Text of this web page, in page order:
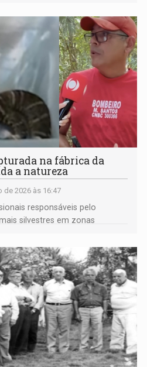
na fábrica da
a natureza
de 2026 às 16:47
responsáveis pelo
silvestres em zonas